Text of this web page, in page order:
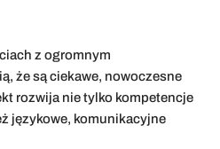
z ogromnym
że są ciekawe, nowoczesne
rozwija nie tylko kompetencje
językowe, komunikacyjne